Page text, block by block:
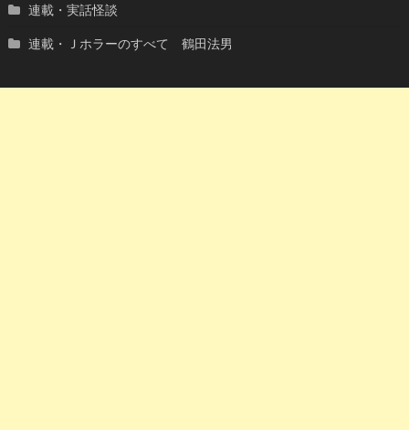
連載・実話怪談
連載・Ｊホラーのすべて 鶴田法男